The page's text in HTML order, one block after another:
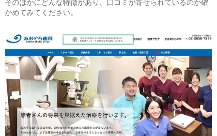
そのほかにどんな特徴があり、口コミが寄せられているのか確
かめてみてください。